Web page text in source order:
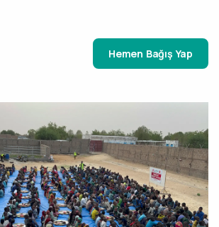
Hemen Bağış Yap